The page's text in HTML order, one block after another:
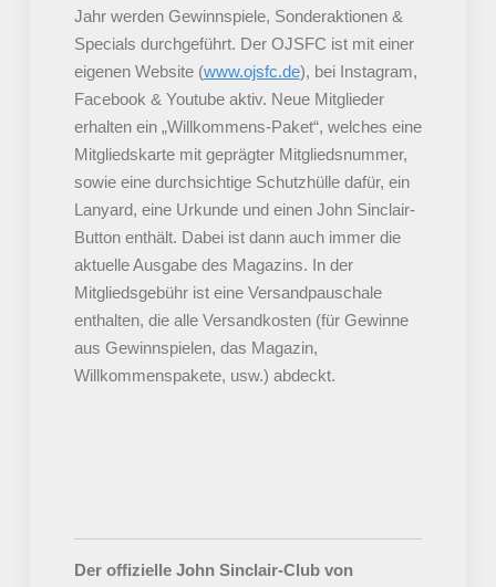
Jahr werden Gewinnspiele, Sonderaktionen &
Specials durchgeführt. Der OJSFC ist mit einer
eigenen Website (www.ojsfc.de), bei Instagram,
Facebook & Youtube aktiv. Neue Mitglieder
erhalten ein „Willkommens-Paket“, welches eine
Mitgliedskarte mit geprägter Mitgliedsnummer,
sowie eine durchsichtige Schutzhülle dafür, ein
Lanyard, eine Urkunde und einen John Sinclair-
Button enthält. Dabei ist dann auch immer die
aktuelle Ausgabe des Magazins. In der
Mitgliedsgebühr ist eine Versandpauschale
enthalten, die alle Versandkosten (für Gewinne
aus Gewinnspielen, das Magazin,
Willkommenspakete, usw.) abdeckt.
Der offizielle John Sinclair-Club von